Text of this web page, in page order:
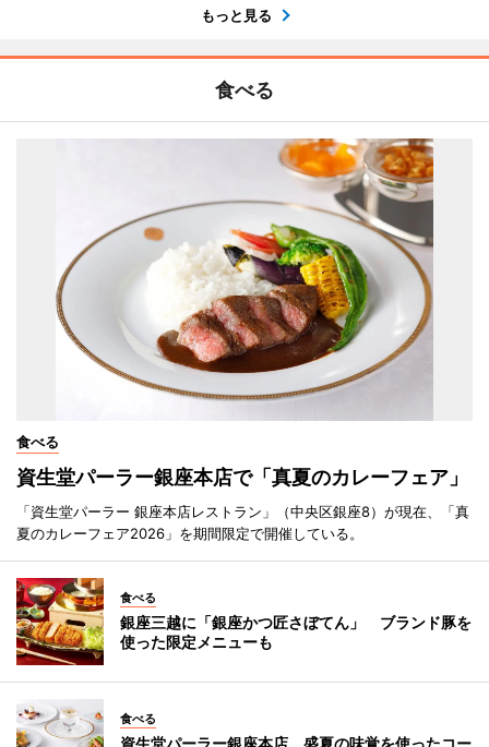
もっと見る
食べる
食べる
資生堂パーラー銀座本店で「真夏のカレーフェア」
「資生堂パーラー 銀座本店レストラン」（中央区銀座8）が現在、「真
夏のカレーフェア2026」を期間限定で開催している。
食べる
銀座三越に「銀座かつ匠さぼてん」 ブランド豚を
使った限定メニューも
食べる